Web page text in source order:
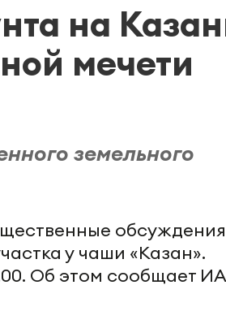
на
мечети
земельного
у чаши «Казан».
Об этом сообщает ИА